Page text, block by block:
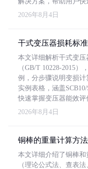
2026年8月4日
干式变压器损耗标
本文详细解析干式变
（GB/T 10228-2015
例，分步骤说明变损
实例表格，涵盖
快速掌握变压器能效评
2026年8月4日
铜棒的重量计算方
本文详细介绍了铜棒
（理论公式法、查表